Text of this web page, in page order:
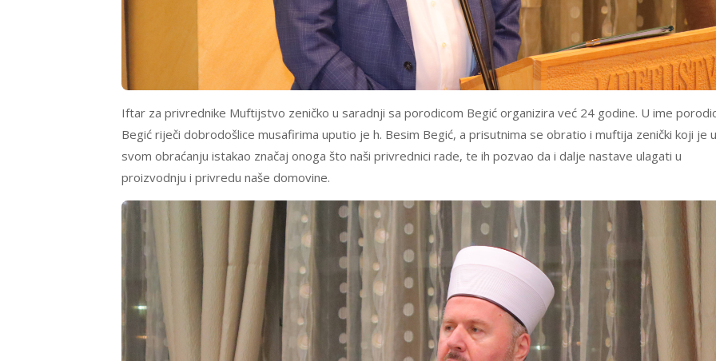
Iftar za privrednike Muftijstvo zeničko u saradnji sa porodicom Begić organizira već 24 godine. U ime
Begić riječi dobrodošlice musafirima uputio je h. Besim Begić, a prisutnima se obratio i muftija zenički koji je u
svom obraćanju istakao značaj onoga što naši privrednici rade, te ih pozvao da i dalje nastave ulagati u
proizvodnju i privredu naše domovine.